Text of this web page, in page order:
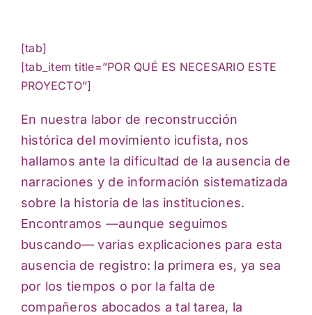
[tab]
[tab_item title=”POR QUÉ ES NECESARIO ESTE
PROYECTO”]
En nuestra labor de reconstrucción
histórica del movimiento icufista, nos
hallamos ante la dificultad de la ausencia de
narraciones y de información sistematizada
sobre la historia de las instituciones.
Encontramos —aunque seguimos
buscando— varias explicaciones para esta
ausencia de registro: la primera es, ya sea
por los tiempos o por la falta de
compañeros abocados a tal tarea, la